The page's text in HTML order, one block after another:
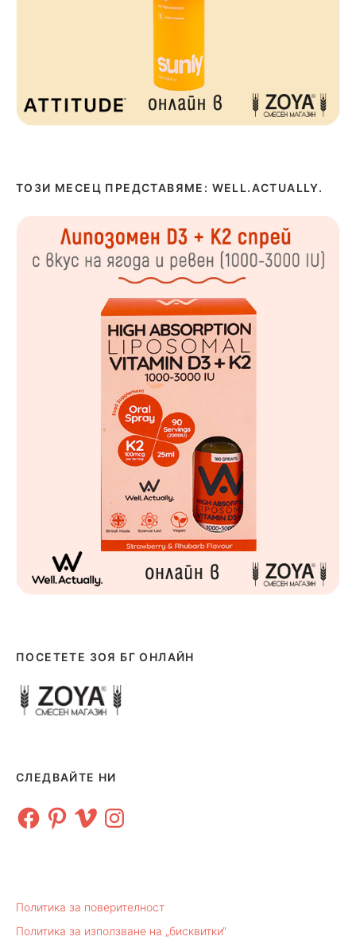
ТОЗИ МЕСЕЦ ПРЕДСТАВЯМЕ: WELL.ACTUALLY.
ПОСЕТЕТЕ ЗОЯ БГ ОНЛАЙН
СЛЕДВАЙТЕ НИ
FacebookPinterest
Vimeo Instagram
Политика за поверителност
Политика за използване на „бисквитки“